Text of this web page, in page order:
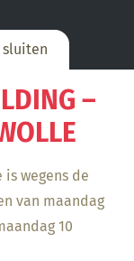
sluiten
–
is wegens de
van maandag
10